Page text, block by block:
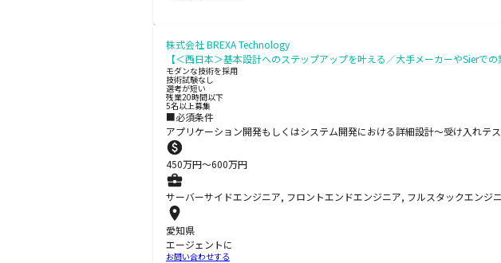
株式会社 BREXA Technology
【＜西日本＞基本設計へのステップアップを叶える／大手メーカーやSierで
モダンな技術を採用
技術試験なし
選考が短い
残業20時間以下
5名以上募集
■必須条件
アプリケーション開発もしくはシステム開発における詳細設計～受け入れテ
450万円〜600万円
サーバーサイドエンジニア, フロントエンドエンジニア, フルスタックエンジ
愛知県
エージェントに
お問い合わせする